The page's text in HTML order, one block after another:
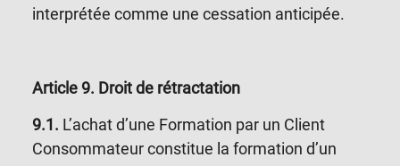
interprétée comme une cessation anticipée.
Article 9. Droit de rétractation
9.1. L’achat d’une Formation par un Client
Consommateur constitue la formation d’un